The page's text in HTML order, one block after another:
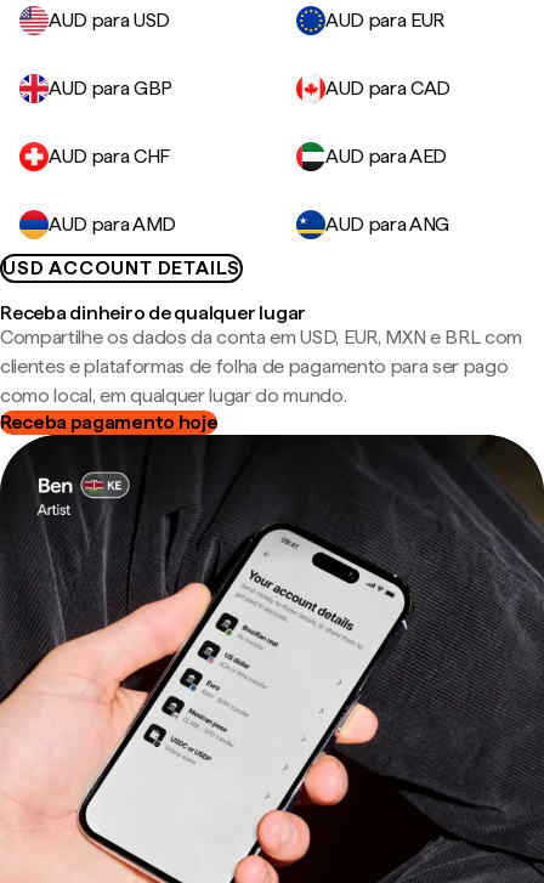
AUD para USD
AUD para EUR
AUD para GBP AUD para CAD
AUD para CHF AUD para AED
AUD para AMD
AUD para ANG
USD ACCOUNT DETAILS
Receba dinheiro de qualquer lugar
Compartilhe os dados da conta em USD, EUR, MXN e BRL com
clientes e plataformas de folha de pagamento para ser pago
como local, em qualquer lugar do mundo.
Receba pagamento hoje